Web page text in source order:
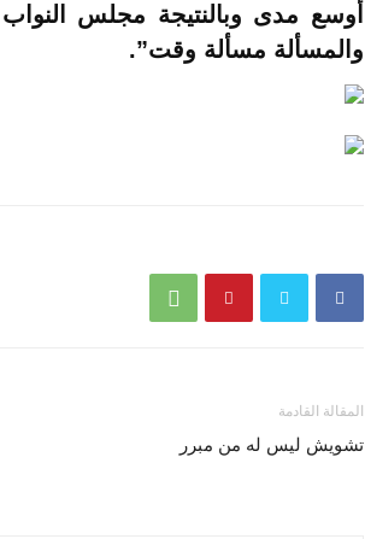
أوسع مدى وبالنتيجة مجلس
والمسألة مسألة وقت”.
المقالة القادمة
تشويش ليس له من مبرر